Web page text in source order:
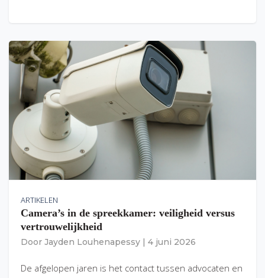
ARTIKELEN
Camera’s in de spreekkamer: veiligheid versus
vertrouwelijkheid
Door Jayden Louhenapessy 4 juni 2026
De afgelopen jaren is het contact tussen advocaten en